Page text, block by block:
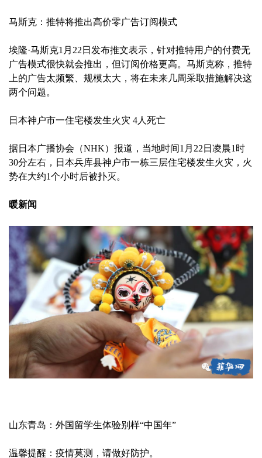
马斯克：推特将推出高价零广告订阅模式
埃隆·马斯克1月22日发布推文表示，针对推特用户的付费无
广告模式很快就会推出，但订阅价格更高。马斯克称，推特
上的广告太频繁、规模太大，将在未来几周采取措施解决这
两个问题。
日本神户市一住宅楼发生火灾 4人死亡
据日本广播协会（NHK）报道，当地时间1月22日凌晨1时
30分左右，日本兵库县神户市一栋三层住宅楼发生火灾，火
势在大约1个小时后被扑灭。
暖新闻
山东青岛：外国留学生体验别样“中国年”
温馨提醒：疫情莫测，请做好防护。